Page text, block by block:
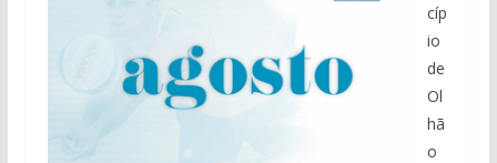
cíp
io
de
Ol
hã
o